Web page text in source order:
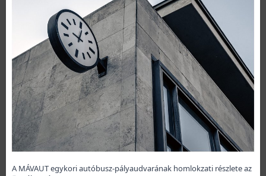
A MÁVAUT egykori autóbusz-pályaudvarának homlokzati részlete az